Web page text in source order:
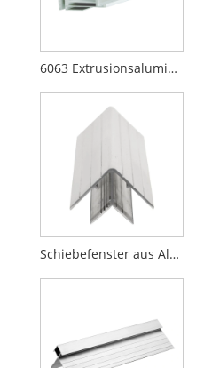
6063 Extrusionsaluminiumprofil
Schiebefenster aus Aluminium